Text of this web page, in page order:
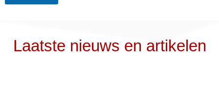
Laatste nieuws en artikelen